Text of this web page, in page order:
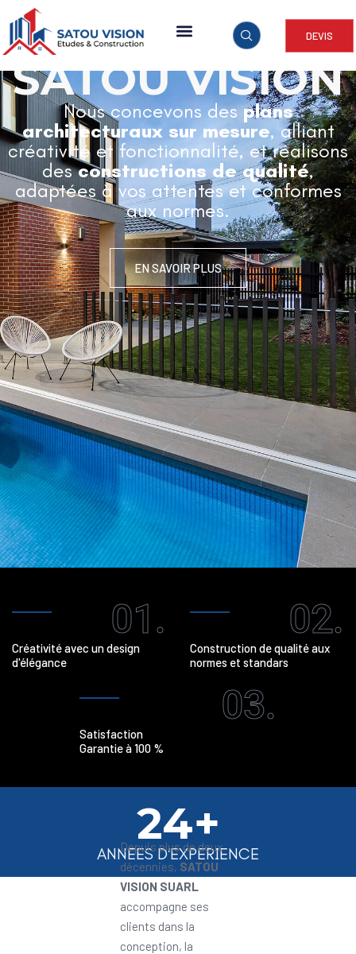
DEVIS
ARCHITECTURE & CONSTRUCTION
SATOU VISION
Nous concevons desplans
architecturaux sur mesure, alliant
créativité et fonctionnalité, et réalisons
desconstructions de qualité,
adaptées à vos attentes et conformes
aux normes.
EN SAVOIR PLUS
01.
Créativité avec un design
d'élégance
02.
Construction de qualité aux
normes et standars
03.
Satisfaction
Garantie à 100 %
24+
ANNEES D'EXPERIENCE
Depuis plus de deux
décennies, SATOU
VISION SUARL
accompagne ses
clients dans la
conception, la